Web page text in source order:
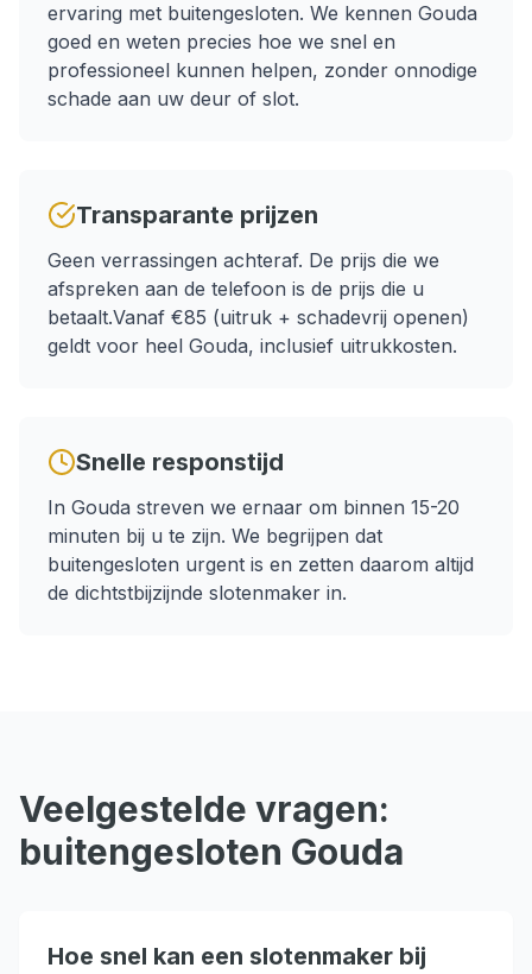
ervaring met buitengesloten. We kennen Gouda
goed en weten precies hoe we snel en
professioneel kunnen helpen, zonder onnodige
schade aan uw deur of slot.
Transparante prijzen
Geen verrassingen achteraf. De prijs die we
afspreken aan de telefoon is de prijs die u
betaalt.Vanaf €85 (uitruk + schadevrij openen)
geldt voor heel Gouda, inclusief uitrukkosten.
Snelle responstijd
In Gouda streven we ernaar om binnen 15-20
minuten bij u te zijn. We begrijpen dat
buitengesloten urgent is en zetten daarom altijd
de dichtstbijzijnde slotenmaker in.
Veelgestelde vragen:
buitengesloten Gouda
Hoe snel kan een slotenmaker bij